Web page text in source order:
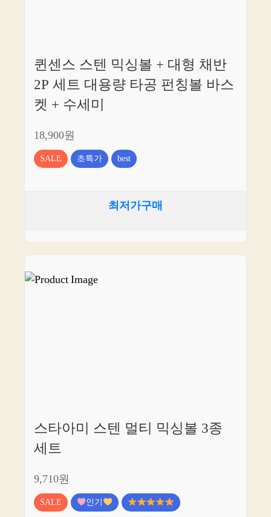
퀸센스 스텐 믹싱볼 + 대형 채반
2P 세트 대용량 타공 펀칭볼 바스
켓 + 수세미
18,900원
SALE 초특가 best
최저가구매
스타아미 스텐 멀티 믹싱볼 3종
세트
9,710원
SALE 인기